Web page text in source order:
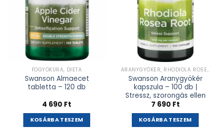
FOGYÓKÚRA, DIÉTA
Swanson Almaecet
tabletta – 120 db
4 690 Ft
KOSÁRBA TESZEM
ARANYGYÖKÉR, RHODIOLA ROSEA
Swanson Aranygyökér
kapszula – 100 db |
Stressz, szorongás ellen
7 690 Ft
KOSÁRBA TESZEM